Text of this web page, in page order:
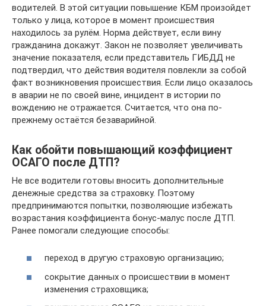
водителей. В этой ситуации повышение КБМ произойдет
только у лица, которое в момент происшествия
находилось за рулём. Норма действует, если вину
гражданина докажут. Закон не позволяет увеличивать
значение показателя, если представитель ГИБДД не
подтвердил, что действия водителя повлекли за собой
факт возникновения происшествия. Если лицо оказалось
в аварии не по своей вине, инцидент в истории по
вождению не отражается. Считается, что она по-
прежнему остаётся безаварийной.
Как обойти повышающий коэффициент
ОСАГО после ДТП?
Не все водители готовы вносить дополнительные
денежные средства за страховку. Поэтому
предпринимаются попытки, позволяющие избежать
возрастания коэффициента бонус-малус после ДТП.
Ранее помогали следующие способы:
переход в другую страховую организацию;
сокрытие данных о происшествии в момент
изменения страховщика;